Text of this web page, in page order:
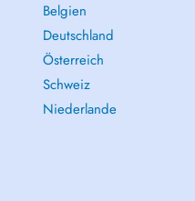
Belgien
Deutschland
Österreich
Schweiz
Niederlande